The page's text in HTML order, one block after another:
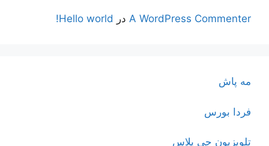
A WordPress Commenter در Hello world!
مه پاش
فردا بورس
تلویزیون جی پلاس